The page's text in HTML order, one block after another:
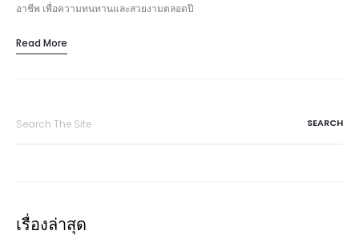
อาชีพ เพื่อความทนทานและสวยงามตลอดปี
Read More
เรื่องล่าสุด